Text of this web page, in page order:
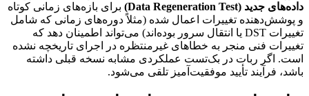
داده‌های جدید (Data Regeneration Test)
برای بازه‌های زمانی کوتاه
و پوشش‌دهنده تغییرات اعمال شده (مثلاً دوره‌های زمانی که شامل
تغییرات DST یا انتقال سرور بوده‌اند) می‌تواند اطمینان دهد که
تغییرات فنی منجر به خطاهای غیرمنتظره در اجرای تاریخچه نشده
است. اگر ربات در بک‌تست عملکردی مشابه نسخه قبلی داشته
باشد، فرآیند تأیید موفقیت‌آمیز تلقی می‌شود.